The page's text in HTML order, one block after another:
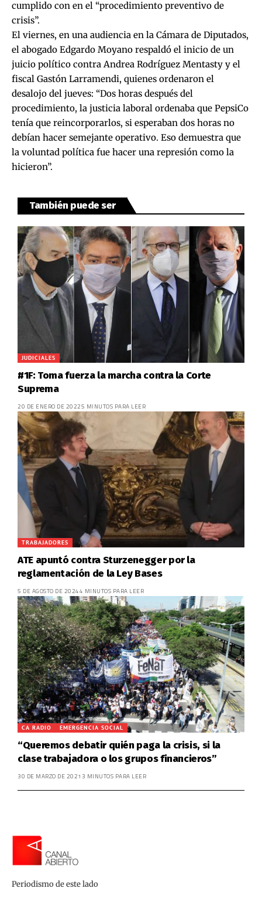
cumplido con en el “procedimiento preventivo de
crisis”.
El viernes, en una audiencia en la Cámara de Diputados,
el abogado Edgardo Moyano respaldó el inicio de un
juicio político contra Andrea Rodríguez Mentasty y el
fiscal Gastón Larramendi, quienes ordenaron el
desalojo del jueves: “Dos horas después del
procedimiento, la justicia laboral ordenaba que PepsiCo
tenía que reincorporarlos, si esperaban dos horas no
debían hacer semejante operativo. Eso demuestra que
la voluntad política fue hacer una represión como la
hicieron”.
También puede ser
JUDICIALES
#1F: Toma fuerza la marcha contra la Corte
Suprema
20 DE ENERO DE 20225 MINUTOS PARA LEER
TRABAJADORES
ATE apuntó contra Sturzenegger por la
reglamentación de la Ley Bases
5 DE AGOSTO DE 20244 MINUTOS PARA LEER
CA RADIO EMERGENCIA SOCIAL
“Queremos debatir quién paga la crisis, si la
clase trabajadora o los grupos financieros”
30 DE MARZO DE 2021 3 MINUTOS PARA LEER
Periodismo de este lado